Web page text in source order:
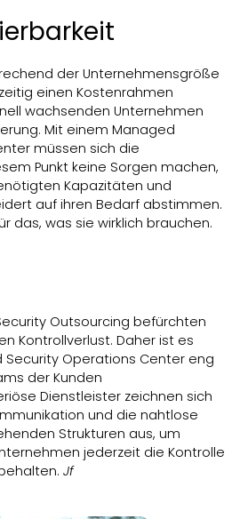
der Unternehmensgröße
einen Kostenrahmen
wachsenden Unternehmen
Mit einem Managed
müssen sich die
Punkt keine Sorgen machen,
Kapazitäten und
auf ihren Bedarf abstimmen.
das, was sie wirklich brauchen.
Outsourcing befürchten
Kontrollverlust. Daher ist es
Operations Center eng
der Kunden
Dienstleister zeichnen sich
und die nahtlose
Strukturen aus, um
jederzeit die Kontrolle
Jf